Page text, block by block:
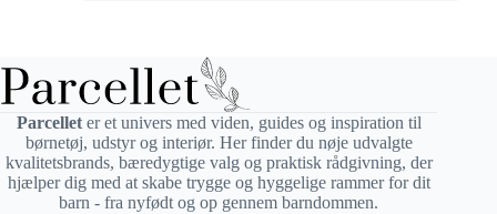
Parcelleter et univers med viden, guides og inspiration til
børnetøj, udstyr og interiør. Her finder du nøje udvalgte
kvalitetsbrands, bæredygtige valg og praktisk rådgivning, der
hjælper dig med at skabe trygge og hyggelige rammer for dit
barn - fra nyfødt og op gennem barndommen.